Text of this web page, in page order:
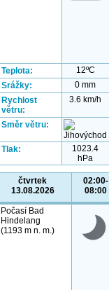
Teplota: 12ºC
Srážky:
0 mm
Rychlost
větru:
3.6 km/h
Směr větru:
Tlak:
1023.4
hPa
čtvrtek
13.08.2026
02:00-
08:00
Počasí Bad
Hindelang
(1193 m n. m.)